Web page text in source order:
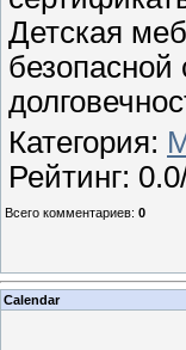
Детская
безопасной
Категория:
Рейтинг: 0.0
Всего комментариев: 0
Calendar